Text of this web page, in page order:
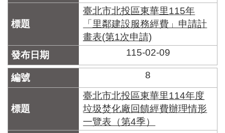
臺北市北投區東華里115年
「里鄰建設服務經費」申請計
畫表(第1次申請)
115-02-09
8
臺北市北投區東華里114年度
垃圾焚化廠回饋經費辦理情形
一覽表（第4季）